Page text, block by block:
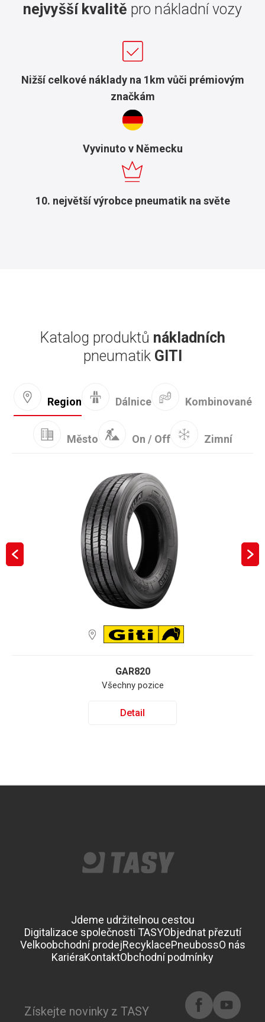
nejvyšší kvalitě pro nákladní vozy
Nižší celkové náklady na 1km vůči prémiovým
značkám
Vyvinuto v Německu
10. největší výrobce pneumatik na světe
Katalog produktů nákladních
pneumatik GITI
Region Dálnice Kombinované
Město On / Off Zimní
GAR820
Všechny pozice
Detail
Jdeme udržitelnou cestou
Digitalizace společnosti TASYObjednat přezutí
Velkoobchodní prodejRecyklacePneubossO nás
KariéraKontaktObchodní podmínky
Získejte novinky z TASY